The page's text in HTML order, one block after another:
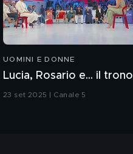
UOMINI E DONNE
Lucia, Rosario e... il trono
23 set 2025 | Canale 5